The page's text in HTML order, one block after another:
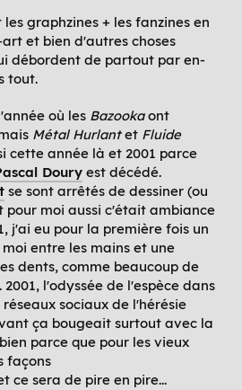
les graphzines + les fanzines en
et bien d'autres choses
débordent de partout par en-
tout.
où les Bazookaont
Métal Hurlantet Fluide
cette année là et 2001 parce
Doury est décédé.
se sont arrêtés de dessiner (ou
pour moi aussi c'était ambiance
j'ai eu pour la première fois un
entre les mains et une
dents, comme beaucoup de
l'odyssée de l'espèce dans
sociaux de l'hérésie
ça bougeait surtout avec la
parce que pour les vieux
façons
ce sera de pire en pire...